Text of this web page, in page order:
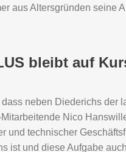
aus Altersgründen seine
bleibt auf
neben Diederichs der
Nico
und technischer
ist und diese Aufgabe